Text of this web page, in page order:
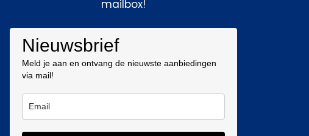
mailbox!
Nieuwsbrief
Meld je aan en ontvang de nieuwste aanbiedingen
via mail!